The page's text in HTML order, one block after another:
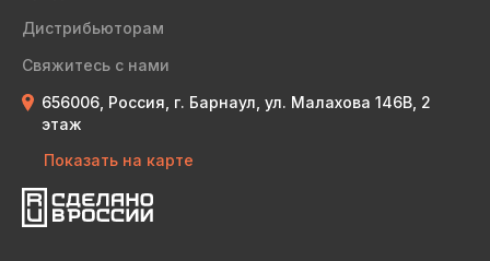
Дистрибьюторам
Свяжитесь с нами
656006, Россия, г. Барнаул, ул. Малахова 146В, 2
этаж
Показать на карте